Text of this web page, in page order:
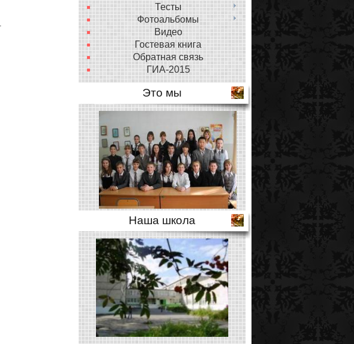
Тесты
Фотоальбомы
Видео
Гостевая книга
Обратная связь
ГИА-2015
Это мы
Наша школа